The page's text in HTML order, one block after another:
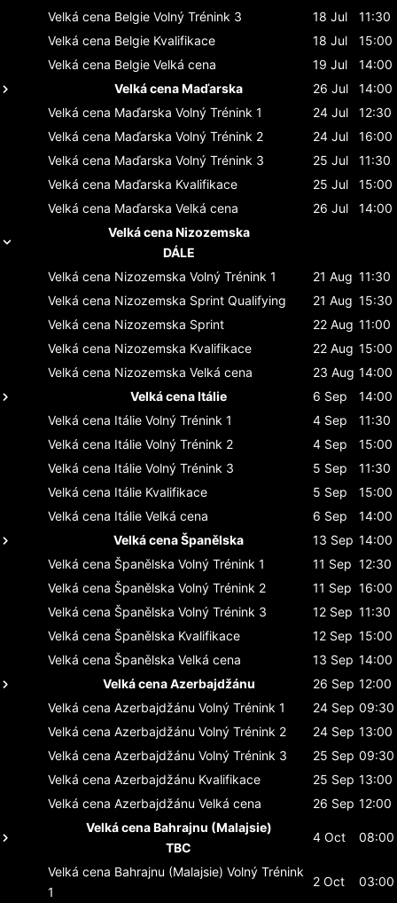
Velká cena Belgie Volný Trénink 3 18 Jul
11:30
Velká cena Belgie Kvalifikace 18 Jul
15:00
Velká cena Belgie Velká cena 19 Jul
14:00
Velká cena Maďarska
26 Jul
14:00
Velká cena Maďarska Volný Trénink 1 24 Jul
12:30
Velká cena Maďarska Volný Trénink 2 24 Jul
16:00
Velká cena Maďarska Volný Trénink 3 25 Jul
11:30
Velká cena Maďarska Kvalifikace 25 Jul
15:00
Velká cena Maďarska Velká cena 26 Jul
14:00
Velká cena Nizozemska
DÁLE
Velká cena Nizozemska Volný Trénink 1 21 Aug 11:30
Velká cena Nizozemska Sprint Qualifying 21 Aug 15:30
Velká cena Nizozemska Sprint 22 Aug 11:00
Velká cena Nizozemska Kvalifikace 22 Aug 15:00
Velká cena Nizozemska Velká cena 23 Aug 14:00
Velká cena Itálie
6 Sep
14:00
Velká cena Itálie Volný Trénink 1 4 Sep
11:30
Velká cena Itálie Volný Trénink 2 4 Sep
15:00
Velká cena Itálie Volný Trénink 3 5 Sep
11:30
Velká cena Itálie Kvalifikace 5 Sep
15:00
Velká cena Itálie Velká cena 6 Sep
14:00
Velká cena Španělska
13 Sep 14:00
Velká cena Španělska Volný Trénink 1 11 Sep 12:30
Velká cena Španělska Volný Trénink 2 11 Sep 16:00
Velká cena Španělska Volný Trénink 3 12 Sep 11:30
Velká cena Španělska Kvalifikace 12 Sep 15:00
Velká cena Španělska Velká cena 13 Sep 14:00
Velká cena Azerbajdžánu
26 Sep 12:00
Velká cena Azerbajdžánu Volný Trénink 1 24 Sep 09:30
Velká cena Azerbajdžánu Volný Trénink 2 24 Sep 13:00
Velká cena Azerbajdžánu Volný Trénink 3 25 Sep 09:30
Velká cena Azerbajdžánu Kvalifikace 25 Sep 13:00
Velká cena Azerbajdžánu Velká cena 26 Sep 12:00
Velká cena Bahrajnu (Malajsie)
TBC
4 Oct 08:00
Velká cena Bahrajnu (Malajsie) Volný Trénink
1
2 Oct 03:00